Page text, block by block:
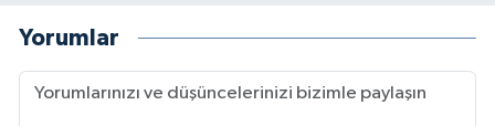
Yorumlar